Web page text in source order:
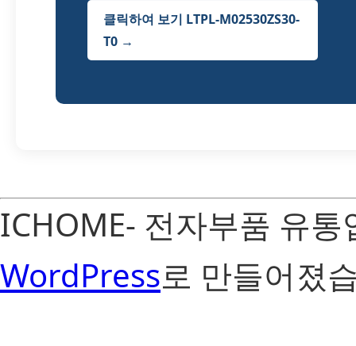
클릭하여 보기 LTPL-M02530ZS30-
T0 →
ICHOME- 전자부품 유
WordPress로 만들어졌